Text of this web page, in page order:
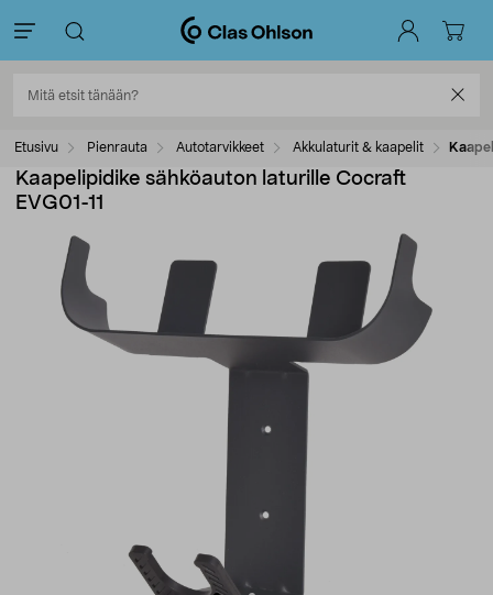
Etusivu Pienrauta Autotarvikkeet Akkulaturit & kaapelit
Kaapelipidike sähköauton laturille Cocraft
EVG01-11